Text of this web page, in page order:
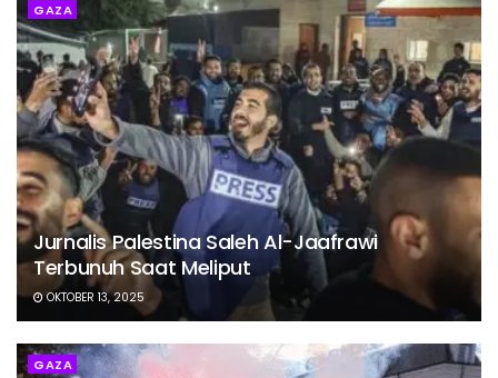
GAZA
Jurnalis Palestina Saleh Al-Jaafrawi
Terbunuh Saat Meliput
OKTOBER 13, 2025
GAZA